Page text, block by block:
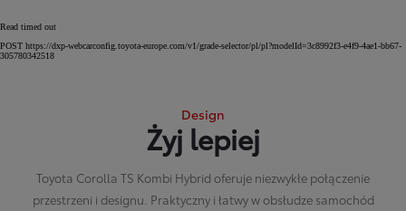
Read timed out
POST https://dxp-webcarconfig.toyota-europe.com/v1/grade-selector/pl/pl?modelId=3c8992f3-e4f9-4ae1-bb67-
305780342518
Design
Żyj lepiej
Toyota Corolla TS Kombi Hybrid oferuje niezwykłe połączenie
przestrzeni i designu. Praktyczny i łatwy w obsłudze samochód